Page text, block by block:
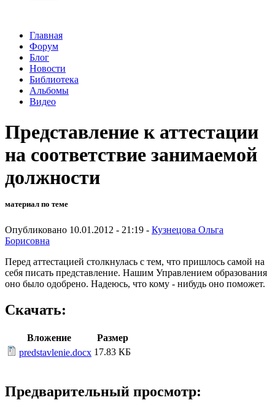
Главная
Форум
Блог
Новости
Библиотека
Альбомы
Видео
Представление к аттестации
на соответствие занимаемой
должности
материал по теме
Опубликовано 10.01.2012 - 21:19 - Кузнецова Ольга
Борисовна
Перед аттестацией столкнулась с тем, что пришлось самой на
себя писать представление. Нашим Управлением образования
оно было одобрено. Надеюсь, что кому - нибудь оно поможет.
Скачать:
Вложение
Размер
predstavlenie.docx 17.83 КБ
Предварительный просмотр: